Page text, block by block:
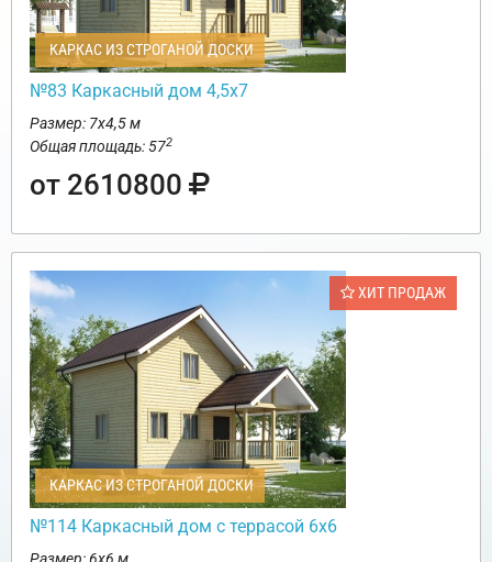
КАРКАС ИЗ СТРОГАНОЙ ДОСКИ
№83 Каркасный дом 4,5х7
Размер: 7х4,5 м
Общая площадь: 572
от 2610800
ХИТ ПРОДАЖ
КАРКАС ИЗ СТРОГАНОЙ ДОСКИ
№114 Каркасный дом с террасой 6х6